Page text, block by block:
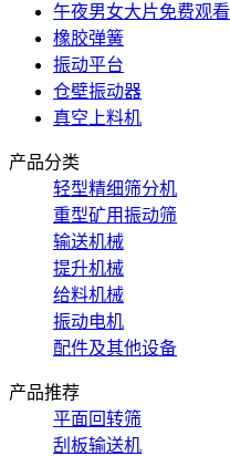
午夜男女大片免费观看
橡胶弹簧
振动平台
仓壁振动器
真空上料机
产品分类
轻型精细筛分机
重型矿用振动筛
输送机械
提升机械
给料机械
振动电机
配件及其他设备
产品推荐
平面回转筛
刮板输送机